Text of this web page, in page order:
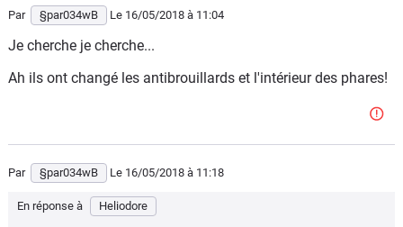
Par §par034wB Le 16/05/2018 à 11:04
Je cherche je cherche...
Ah ils ont changé les antibrouillards et l'intérieur des phares!
Par §par034wB Le 16/05/2018 à 11:18
En réponse à Heliodore